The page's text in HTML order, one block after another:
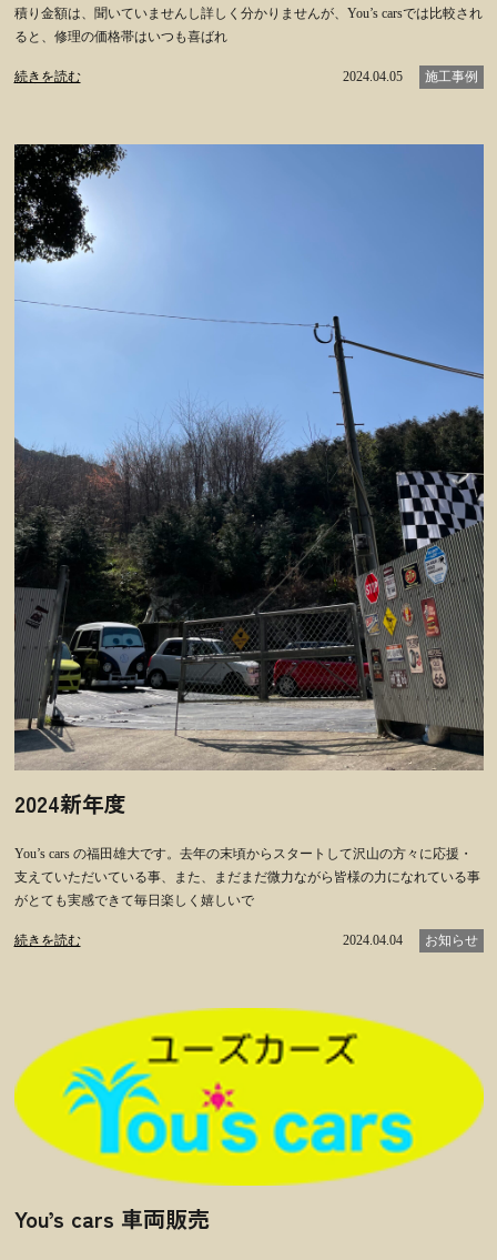
積り金額は、聞いていませんし詳しく分かりませんが、You’s carsでは比較され
ると、修理の価格帯はいつも喜ばれ
続きを読む 2024.04.05 施工事例
2024新年度
You’s cars の福田雄大です。去年の末頃からスタートして沢山の方々に応援・
支えていただいている事、また、まだまだ微力ながら皆様の力になれている事
がとても実感できて毎日楽しく嬉しいで
続きを読む 2024.04.04 お知らせ
You’s cars 車両販売